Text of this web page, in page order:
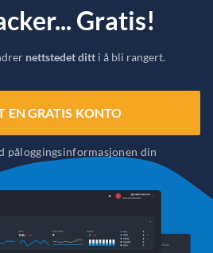
Gratis!
nettstedet ditti å bli rangert.
EN GRATIS KONTO
påloggingsinformasjonen din